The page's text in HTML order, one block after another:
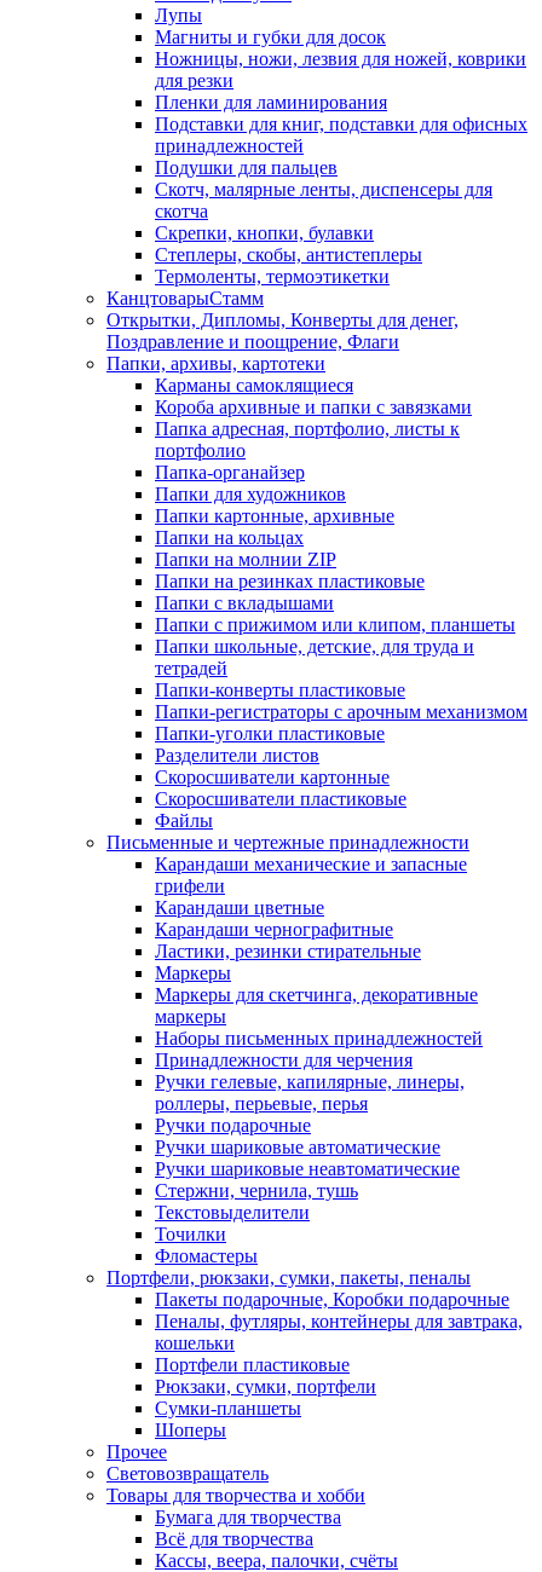
Лупы
Магниты и губки для досок
Ножницы, ножи, лезвия для ножей, коврики
для резки
Пленки для ламинирования
Подставки для книг, подставки для офисных
принадлежностей
Подушки для пальцев
Скотч, малярные ленты, диспенсеры для
скотча
Скрепки, кнопки, булавки
Степлеры, скобы, антистеплеры
Термоленты, термоэтикетки
КанцтоварыСтамм
Открытки, Дипломы, Конверты для денег,
Поздравление и поощрение, Флаги
Папки, архивы, картотеки
Карманы самоклящиеся
Короба архивные и папки с завязками
Папка адресная, портфолио, листы к
портфолио
Папка-органайзер
Папки для художников
Папки картонные, архивные
Папки на кольцах
Папки на молнии ZIP
Папки на резинках пластиковые
Папки с вкладышами
Папки с прижимом или клипом, планшеты
Папки школьные, детские, для труда и
тетрадей
Папки-конверты пластиковые
Папки-регистраторы с арочным механизмом
Папки-уголки пластиковые
Разделители листов
Скоросшиватели картонные
Скоросшиватели пластиковые
Файлы
Письменные и чертежные принадлежности
Карандаши механические и запасные
грифели
Карандаши цветные
Карандаши чернографитные
Ластики, резинки стирательные
Маркеры
Маркеры для скетчинга, декоративные
маркеры
Наборы письменных принадлежностей
Принадлежности для черчения
Ручки гелевые, капилярные, линеры,
роллеры, перьевые, перья
Ручки подарочные
Ручки шариковые автоматические
Ручки шариковые неавтоматические
Стержни, чернила, тушь
Текстовыделители
Точилки
Фломастеры
Портфели, рюкзаки, сумки, пакеты, пеналы
Пакеты подарочные, Коробки подарочные
Пеналы, футляры, контейнеры для завтрака,
кошельки
Портфели пластиковые
Рюкзаки, сумки, портфели
Сумки-планшеты
Шоперы
Прочее
Световозвращатель
Товары для творчества и хобби
Бумага для творчества
Всё для творчества
Кассы, веера, палочки, счёты